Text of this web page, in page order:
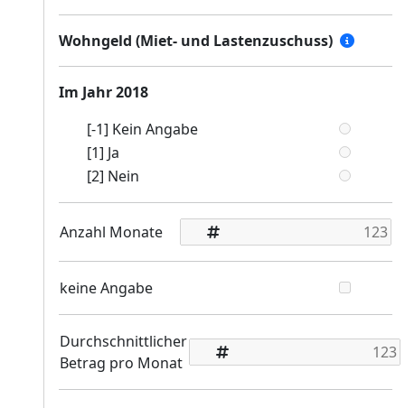
Wohngeld (Miet- und Lastenzuschuss)
Im Jahr 2018
[-1] Kein Angabe
[1] Ja
[2] Nein
Anzahl Monate
keine Angabe
Durchschnittlicher
Betrag pro Monat